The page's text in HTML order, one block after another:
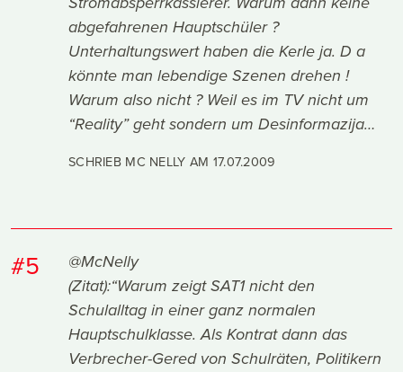
abgefahrenen Hauptschüler ?
Unterhaltungswert haben die Kerle ja. D a
könnte man lebendige Szenen drehen !
Warum also nicht ? Weil es im TV nicht um
“Reality” geht sondern um Desinformazija…
SCHRIEB MC NELLY AM 17.07.2009
#5
@McNelly
(Zitat):“Warum zeigt SAT1 nicht den
Schulalltag in einer ganz normalen
Hauptschulklasse. Als Kontrat dann das
Verbrecher-Gered von Schulräten, Politikern